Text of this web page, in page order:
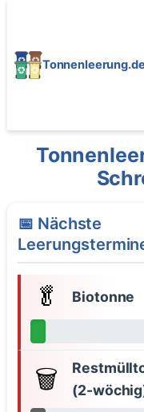
Tonnenleerung.de
📅 Nächste
🥬 Biotonne
🗑️
(2-